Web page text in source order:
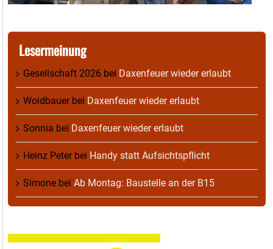
Lesermeinung
Gesellschaft 2026 bei Daxenfeuer wieder erlaubt
Woidbauerbei Daxenfeuer wieder erlaubt
Sonnia bei Daxenfeuer wieder erlaubt
Heinz Peterbei Handy statt Aufsichtspflicht
Simone bei Ab Montag: Baustelle an der B15